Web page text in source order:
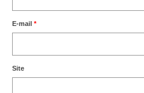
E-mail *
Site